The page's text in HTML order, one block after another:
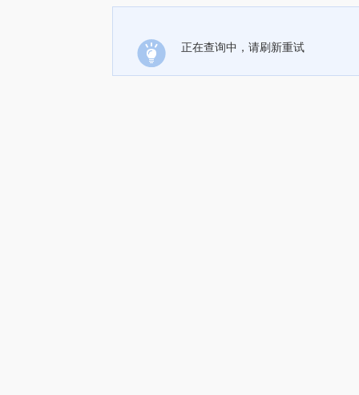
正在查询中，请刷新重试